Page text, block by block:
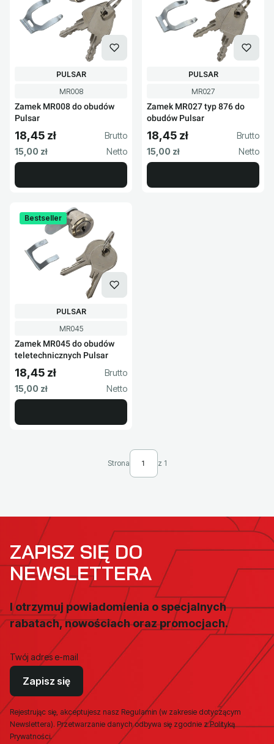
Kod produktu
MR008
Zamek MR008 do obudów
Pulsar
PRODUCENT
PULSAR
Cena brutto
18,45 zł
Cena netto
15,00 zł
Kod produktu
MR027
Zamek MR027 typ 876 do
obudów Pulsar
PRODUCENT
PULSAR
Cena brutto
18,45 zł
Cena netto
15,00 zł
Bestseller
Kod produktu
MR045
Zamek MR045 do obudów
teletechnicznych Pulsar
PRODUCENT
PULSAR
Cena brutto
18,45 zł
Cena netto
15,00 zł
Strona z 1
ZAPISZ SIĘ DO
NEWSLETTERA
I otrzymuj powiadomienia o specjalnych
rabatach, nowościach oraz promocjach.
Twój adres e-mail
Zapisz się
Rejestrując się, akceptujesz nasz Regulamin (w zakresie dotyczącym
Newslettera). Przetwarzanie danych odbywa się zgodnie z Polityką
Prywatności.